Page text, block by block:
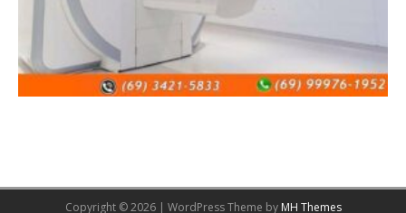
Copyright © 2026 | WordPress Theme by MH Themes